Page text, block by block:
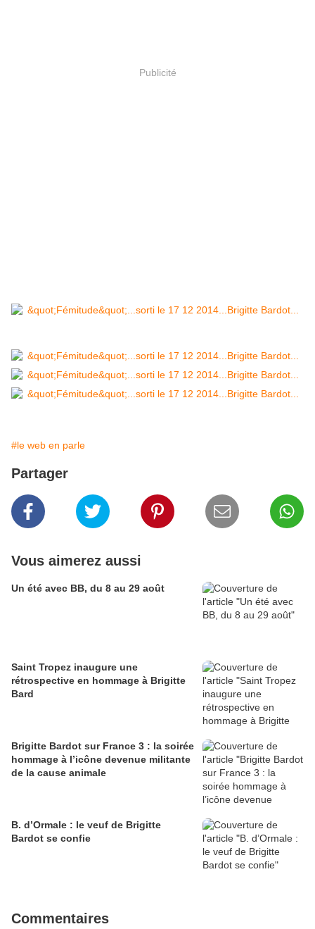
Publicité
#le web en parle
Partager
Vous aimerez aussi
Un été avec BB, du 8 au 29 août
Saint Tropez inaugure une
rétrospective en hommage à Brigitte
Bard
Brigitte Bardot sur France 3 : la soirée
hommage à l’icône devenue militante
de la cause animale
B. d’Ormale : le veuf de Brigitte
Bardot se confie
Commentaires